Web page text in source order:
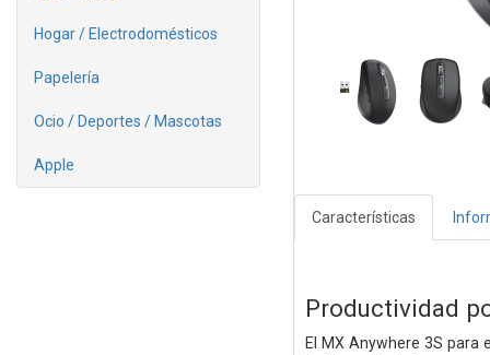
Hogar / Electrodomésticos
Papelería
Ocio / Deportes / Mascotas
Apple
Características
Productividad
El MX Anywhere 3S para